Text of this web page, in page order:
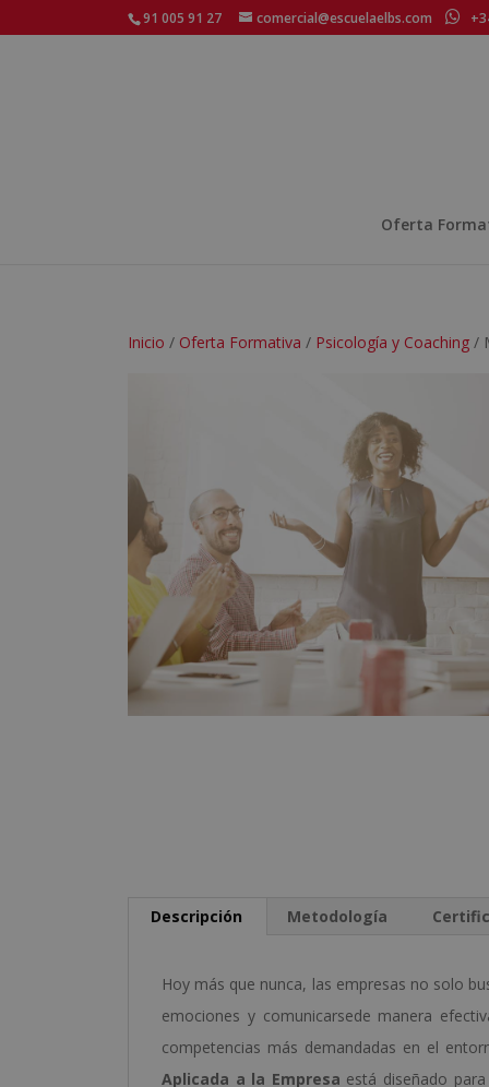
91 005 91 27 comercial@escuelaelbs.com
Oferta
Inicio / Oferta Formativa / Psicología y Coaching /
Descripción Metodología
Hoy más que nunca, las empresas no solo
emociones y comunicarsede manera
competencias más demandadas en el
Aplicada a la Empresa está diseñado